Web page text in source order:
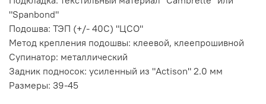
"Spanbond"
Подошва: ТЭП (+/- 40С) "ЦСО"
Метод крепления подошвы: клеевой, клеепрошивной
Супинатор: металлический
Задник подносок: усиленный из "Actison" 2.0 мм
Размеры: 39-45